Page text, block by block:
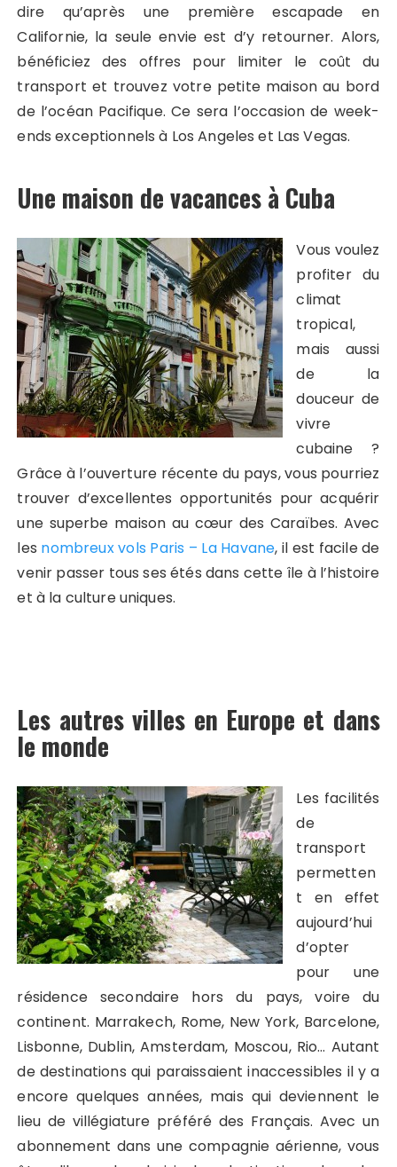
dire qu’après une première escapade en
Californie, la seule envie est d’y retourner. Alors,
bénéficiez des offres pour limiter le coût du
transport et trouvez votre petite maison au bord
de l’océan Pacifique. Ce sera l’occasion de week-
ends exceptionnels à Los Angeles et Las Vegas.
Une maison de vacances à Cuba
Vous voulez
profiter du
climat
tropical,
mais aussi
de la
douceur de
vivre
cubaine ?
Grâce à l’ouverture récente du pays, vous pourriez
trouver d’excellentes opportunités pour acquérir
une superbe maison au cœur des Caraïbes. Avec
les nombreux vols Paris – La Havane, il est facile de
venir passer tous ses étés dans cette île à l’histoire
et à la culture uniques.
Les autres villes en Europe et dans
le monde
Les facilités
de
transport
permetten
t en effet
aujourd’hui
d’opter
pour une
résidence secondaire hors du pays, voire du
continent. Marrakech, Rome, New York, Barcelone,
Lisbonne, Dublin, Amsterdam, Moscou, Rio… Autant
de destinations qui paraissaient inaccessibles il y a
encore quelques années, mais qui deviennent le
lieu de villégiature préféré des Français. Avec un
abonnement dans une compagnie aérienne, vous